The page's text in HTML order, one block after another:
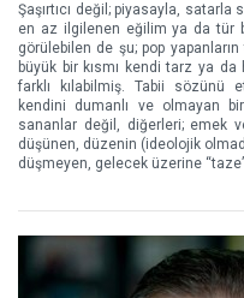
Şaşırtıcı değil; piyasayla,
en az ilgilenen eğilim ya da tür
görülebilen de şu; pop
büyük bir kısmı kendi tarz ya da
farklı kılabilmiş. Tabii sözünü
kendini dumanlı ve olmayan
sananlar değil, diğerleri; emek
düşünen, düzenin (ideolojik
düşmeyen, gelecek üzerine